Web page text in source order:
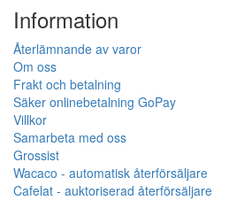
Information
Återlämnande av varor
Om oss
Frakt och betalning
Säker onlinebetalning GoPay
Villkor
Samarbeta med oss
Grossist
Wacaco - automatisk återförsäljare
Cafelat - auktoriserad återförsäljare